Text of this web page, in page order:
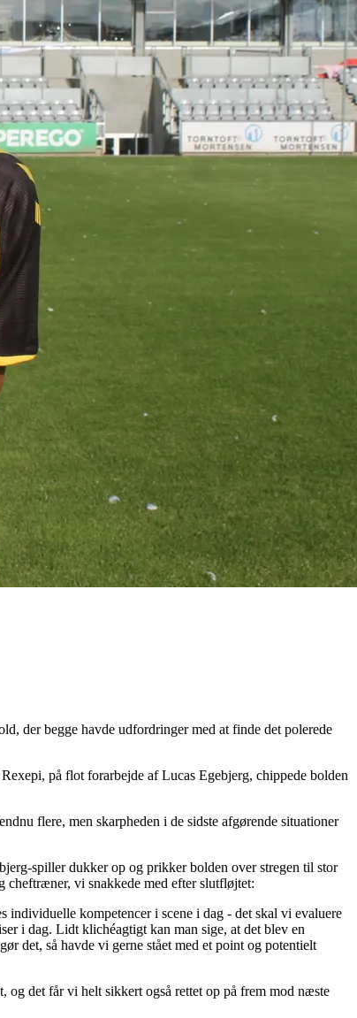
der begge havde udfordringer med at finde det polerede
på flot forarbejde af Lucas Egebjerg, chippede bolden
flere, men skarpheden i de sidste afgørende situationer
spiller dukker op og prikker bolden over stregen til stor
cheftræner, vi snakkede med efter slutfløjtet:
kompetencer i scene i dag - det skal vi evaluere
i dag. Lidt klichéagtigt kan man sige, at det blev en
det, så havde vi gerne stået med et point og potentielt
det får vi helt sikkert også rettet op på frem mod næste